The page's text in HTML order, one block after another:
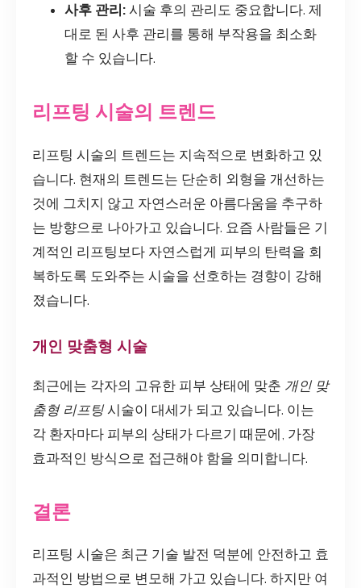
사후 관리: 시술 후의 관리도 중요합니다. 제
대로 된 사후 관리를 통해 부작용을 최소화
할 수 있습니다.
리프팅 시술의 트렌드
리프팅 시술의 트렌드는 지속적으로 변화하고 있
습니다. 현재의 트렌드는 단순히 외형을 개선하는
것에 그치지 않고 자연스러운 아름다움을 추구하
는 방향으로 나아가고 있습니다. 요즘 사람들은 기
계적인 리프팅보다 자연스럽게 피부의 탄력을 회
복하도록 도와주는 시술을 선호하는 경향이 강해
졌습니다.
개인 맞춤형 시술
최근에는 각자의 고유한 피부 상태에 맞춘 개인 맞
춤형 리프팅시술이 대세가 되고 있습니다. 이는
각 환자마다 피부의 상태가 다르기 때문에, 가장
효과적인 방식으로 접근해야 함을 의미합니다.
결론
리프팅 시술은 최근 기술 발전 덕분에 안전하고 효
과적인 방법으로 변모해 가고 있습니다. 하지만 여